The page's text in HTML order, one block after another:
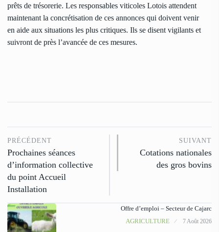
prêts de trésorerie. Les responsables viticoles Lotois attendent
maintenant la concrétisation de ces annonces qui doivent venir
en aide aux situations les plus critiques. Ils se disent vigilants et
suivront de près l’avancée de ces mesures.
PRÉCÉDENT
Prochaines séances
d’information collective
du point Accueil
Installation
SUIVANT
Cotations nationales
des gros bovins
Offre d’emploi – Secteur de Cajarc
AGRICULTURE
7 Août 2026